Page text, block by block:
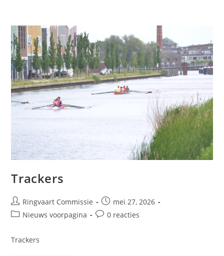
Trackers
Ringvaart Commissie
mei 27, 2026
Nieuws voorpagina
0 reacties
Trackers